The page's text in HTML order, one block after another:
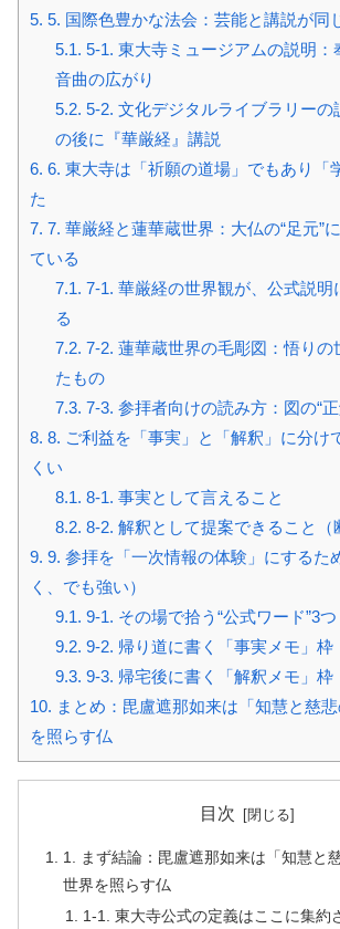
5. 5. 国際色豊かな法会：芸能と講説が同
5.1. 5-1. 東大寺ミュージアムの説明：
音曲の広がり
5.2. 5-2. 文化デジタルライブラリーの
の後に『華厳経』講説
6. 6. 東大寺は「祈願の道場」でもあり「
た
7. 7. 華厳経と蓮華蔵世界：大仏の“足元”
ている
7.1. 7-1. 華厳経の世界観が、公式説明
る
7.2. 7-2. 蓮華蔵世界の毛彫図：悟りの
たもの
7.3. 7-3. 参拝者向けの読み方：図の“
8. 8. ご利益を「事実」と「解釈」に分け
くい
8.1. 8-1. 事実として言えること
8.2. 8-2. 解釈として提案できること（
9. 9. 参拝を「一次情報の体験」にするた
く、でも強い）
9.1. 9-1. その場で拾う“公式ワード”3つ
9.2. 9-2. 帰り道に書く「事実メモ」枠
9.3. 9-3. 帰宅後に書く「解釈メモ」枠
10. まとめ：毘盧遮那如来は「知慧と慈
を照らす仏
目次
1. まず結論：毘盧遮那如来は「知慧と
世界を照らす仏
1-1. 東大寺公式の定義はここに集約